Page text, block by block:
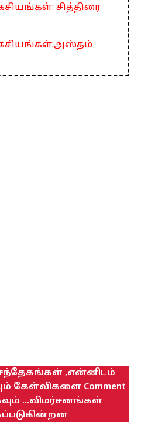
சித்திரை
,என்னிடம்
கேள்விகளை Comment
...விமர்சனங்கள்